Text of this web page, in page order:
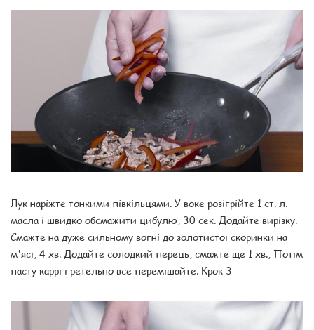
Лук наріжте тонкими півкільцями. У воке розігрійте 1 ст. л.
масла і швидко обсмажити цибулю, 30 сек. Додайте вирізку.
Смажте на дуже сильному вогні до золотистої скоринки на
м'ясі, 4 хв. Додайте солодкий перець, смажте ще 1 хв., Потім
пасту каррі і ретельно все перемішайте. Крок 3